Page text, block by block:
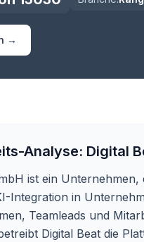
→
Analyse: Digital
ist ein
Integration in
Teamleads und
Digital Beat die